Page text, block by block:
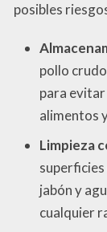
posibles
pollo
para
alimentos
Limpieza
jabón y
cualquier